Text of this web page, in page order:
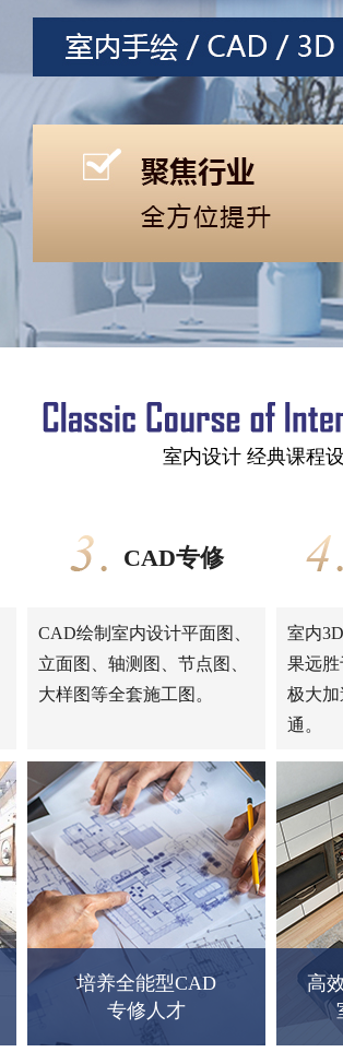
室内设计 经典课程
CAD专修
CAD绘制室内设计平面图、
立面图、轴测图、节点图、
大样图等全套施工图。
培养全能型CAD
专修人才
室内
果远胜
极大
通。
高